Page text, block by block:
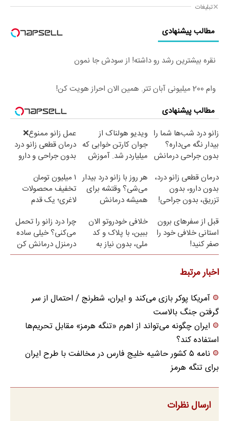
تبلیغات
مطالب پیشنهادی
نقره بیشترین رشد رو داشته! از سودش جا نمون
وام 200 میلیونی آبان تتر. همین الان احراز هویت کن!
مطالب پیشنهادی
زانو درد شب‌ها شما را
بیدار نگه می‌داره؟
بدون جراحی درمانش
ویدیو هولناک از
جوان کارتن خوابی که
میلیاردر شد. آموزش
عمل زانو ممنوع❌
درمان قطعی زانو درد
بدون جراحی و دارو
درمان قطعی زانو درد،
بدون دارو، بدون
تزریق، بدون جراحی!
هر روز با زانو درد بیدار
می‌شی؟ وقتشه برای
همیشه درمانش
۱ میلیون تومان
تخفیف محصولات
لاغری؛ یک قدم
کاهش وزن
قبل از سفرهای برون
استانی خلافی خود را
صفر کنید!
خلافی خودروتو الان
ببین، با پلاک و کد
ملی، بدون نیاز به
مراجعه حضوری
چرا درد زانو را تحمل
می‌کنی؟ خیلی ساده
درمنزل درمانش کن
اخبار مرتبط
آمریکا پوکر بازی می‌کند و ایران، شطرنج / احتمال از سر
گرفتن جنگ بالاست
ایران چگونه می‌تواند از اهرم «تنگه هرمز» مقابل تحریم‌ها
استفاده کند؟
نامه ۵ کشور حاشیه خلیج فارس در مخالفت با طرح ایران
برای تنگه هرمز
ارسال نظرات